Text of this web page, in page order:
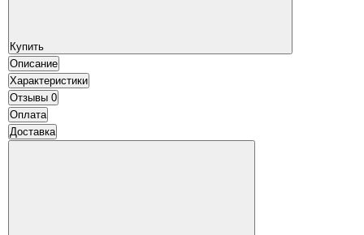
Купить
Описание
Характеристики
Отзывы 0
Оплата
Доставка